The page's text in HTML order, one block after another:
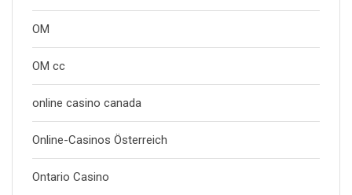
OM
OM cc
online casino canada
Online-Casinos Österreich
Ontario Casino